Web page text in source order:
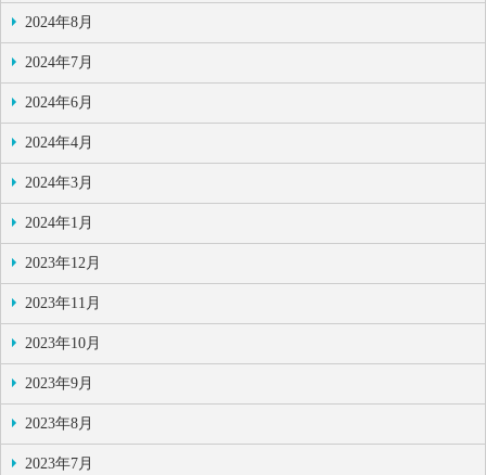
2024年8月
2024年7月
2024年6月
2024年4月
2024年3月
2024年1月
2023年12月
2023年11月
2023年10月
2023年9月
2023年8月
2023年7月